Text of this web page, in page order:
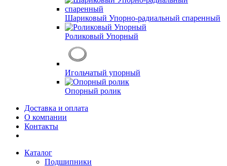
Шариковый Упорно-радиальный спаренный
Роликовый Упорный
Игольчатый упорный
Опорный ролик
Доставка и оплата
О компании
Контакты
Каталог
Подшипники